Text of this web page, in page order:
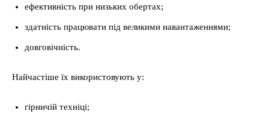
ефективність при низьких обертах;
здатність працювати під великими навантаженнями;
довговічність.
Найчастіше їх використовують у:
гірничій техніці;